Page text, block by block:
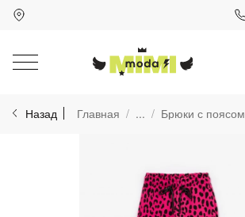
Назад Главная ... Брюки с поясом
Для клиентов всех банков
Разбейте
без переплат